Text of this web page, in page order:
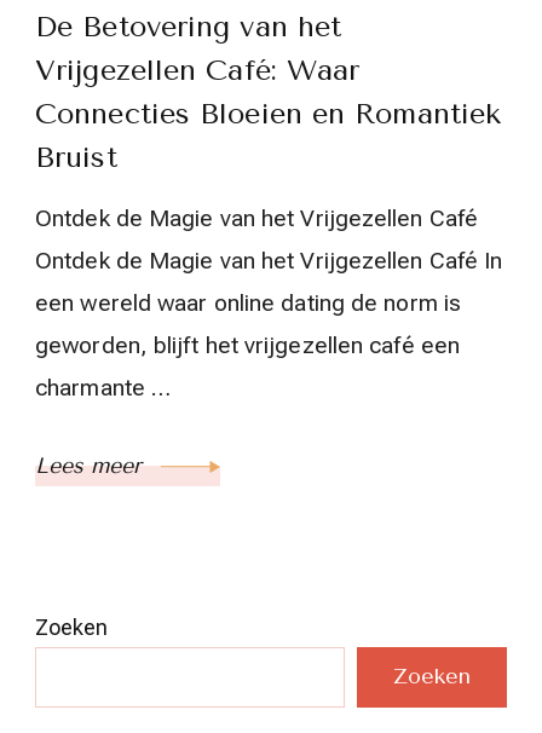
De Betovering van het
Vrijgezellen Café: Waar
Connecties Bloeien en Romantiek
Bruist
Ontdek de Magie van het Vrijgezellen Café
Ontdek de Magie van het Vrijgezellen Café In
een wereld waar online dating de norm is
geworden, blijft het vrijgezellen café een
charmante …
Lees meer
Zoeken
Zoeken